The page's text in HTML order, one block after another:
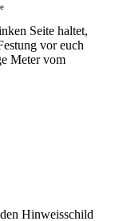
Seite haltet,
vor euch
Meter vom
Hinweisschild